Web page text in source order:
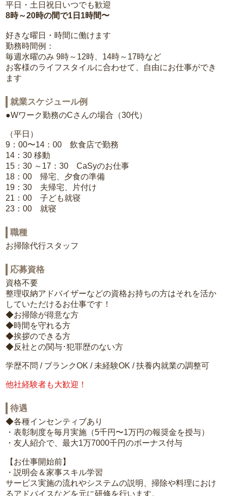
平日・土日祝日いつでも歓迎
8時～20時の間で1日1時間〜
好きな曜日・時間に働けます
勤務時間例：
毎週水曜のみ 9時～12時、14時～17時など
お客様のライフスタイルに合わせて、自由にお仕事ができ
ます
就業スケジュール例
●Wワーク勤務のCさんの場合（30代）
（平日）
9：00〜14：00 飲食店で勤務
14：30 移動
15：30 ～17：30 CaSyのお仕事
18：00 帰宅、夕食の準備
19：30 夫帰宅、片付け
21：00 子ども就寝
23：00 就寝
職種
お掃除代行スタッフ
応募資格
資格不要
整理収納アドバイザーなどの資格お持ちの方はそれを活か
していただけるお仕事です！
◆お掃除が得意な方
◆時間を守れる方
◆挨拶のできる方
◆反社との関与･犯罪歴のない方
学歴不問 / ブランクOK / 未経験OK / 扶養内就業の調整可
他社経験者も大歓迎！
待遇
◆各種インセンティブあり
・表彰制度を毎月実施（5千円〜1万円の報奨金を授与）
・友人紹介で、最大1万7000千円のボーナス付与
【お仕事開始前】
・説明会＆家事スキル学習
サービス実施の流れやシステムの説明、掃除や料理におけ
るアドバイスなどを元に研修を行います。